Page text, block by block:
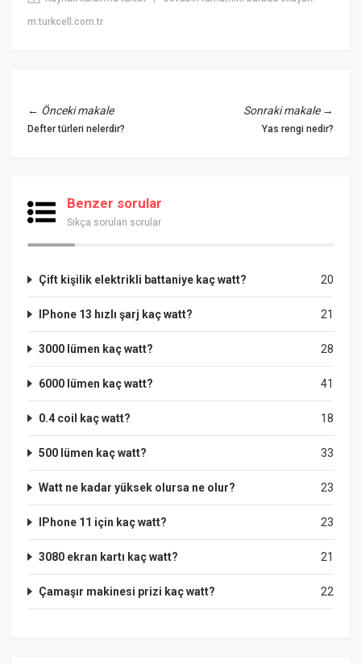
m.turkcell.com.tr
← Önceki makale
Defter türleri nelerdir?
Sonraki makale→
Yas rengi nedir?
Benzer sorular
Sıkça sorulan sorular
20
Çift kişilik elektrikli battaniye kaç watt?
21
IPhone 13 hızlı şarj kaç watt?
28
3000 lümen kaç watt?
41
6000 lümen kaç watt?
18
0.4 coil kaç watt?
33
500 lümen kaç watt?
23
Watt ne kadar yüksek olursa ne olur?
23
IPhone 11 için kaç watt?
21
3080 ekran kartı kaç watt?
22
Çamaşır makinesi prizi kaç watt?